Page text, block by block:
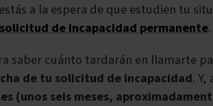
a la espera de que estudien tu
solicitud de incapacidad permanente.
saber cuánto tardarán en llamarte
de tu solicitud de incapacidad.
(unos seis meses,